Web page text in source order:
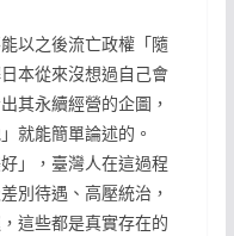
以之後流亡政權「隨
本從來沒想過自己會
其永續經營的企圖，
就能簡單論述的。
」，臺灣人在這過程
別待遇、高壓統治，
這些都是真實存在的